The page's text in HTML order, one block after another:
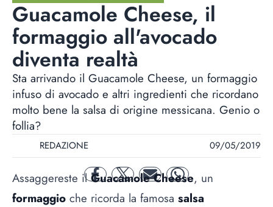
Guacamole Cheese, il
formaggio all'avocado
diventa realtà
Sta arrivando il Guacamole Cheese, un formaggio
infuso di avocado e altri ingredienti che ricordano
molto bene la salsa di origine messicana. Genio o
follia?
REDAZIONE 09/05/2019
facebooktwitter mail whatsapp
Assaggereste ilGuacamole Cheese, un
formaggio che ricorda la famosa salsa